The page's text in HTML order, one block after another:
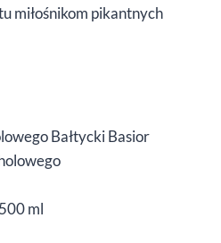
miłośnikom pikantnych
Bałtycki Basior
ml